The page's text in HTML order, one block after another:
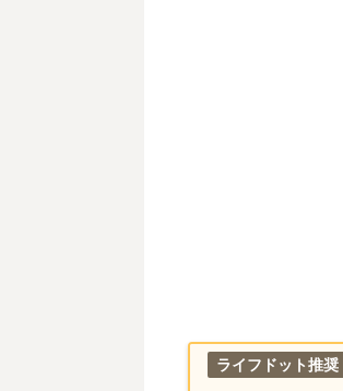
ライフドット推奨